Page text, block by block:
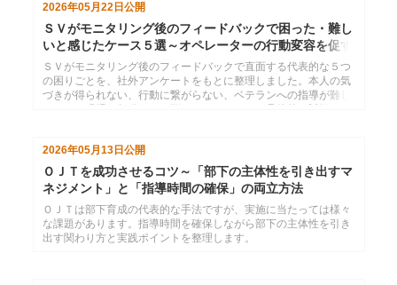
2026年05月22日 公開
ＳＶがモニタリング後のフィードバックで困った・難し
いと感じたケース５選～オペレーターの行動変容を促す
には
ＳＶがモニタリング後のフィードバックで直面する代表的な５つ
の困りごとを、社外アンケートをもとに整理しました。本人の気
づきが得られない、行動に繋がらない、ベテランへの指導が難し
2026年05月13日公開
ＯＪＴを成功させるコツ～「部下の主体性を引き出すマ
ネジメント」と「指導時間の確保」の両立方法
ＯＪＴは部下育成の代表的な手法ですが、実施に当たっては様々
な課題があります。指導時間を確保しながら部下の主体性を引き
出す関わり方と実践ポイントを整理します。